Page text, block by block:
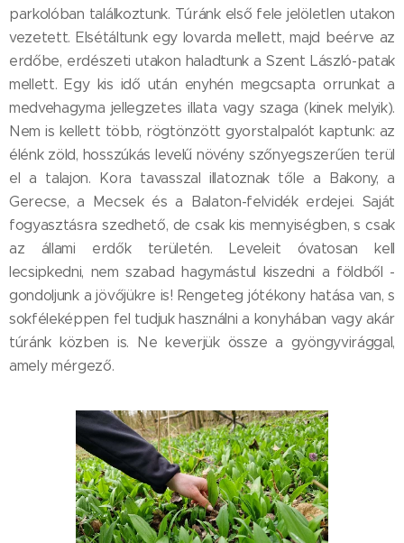
parkolóban találkoztunk. Túránk első fele jelöletlen utakon
vezetett. Elsétáltunk egy lovarda mellett, majd beérve az
erdőbe, erdészeti utakon haladtunk a Szent László-patak
mellett. Egy kis idő után enyhén megcsapta orrunkat a
medvehagyma jellegzetes illata vagy szaga (kinek melyik).
Nem is kellett több, rögtönzött gyorstalpalót kaptunk: az
élénk zöld, hosszúkás levelű növény szőnyegszerűen terül
el a talajon. Kora tavasszal illatoznak tőle a Bakony, a
Gerecse, a Mecsek és a Balaton-felvidék erdejei. Saját
fogyasztásra szedhető, de csak kis mennyiségben, s csak
az állami erdők területén. Leveleit óvatosan kell
lecsipkedni, nem szabad hagymástul kiszedni a földből -
gondoljunk a jövőjükre is! Rengeteg jótékony hatása van, s
sokféleképpen fel tudjuk használni a konyhában vagy akár
túránk közben is. Ne keverjük össze a gyöngyvirággal,
amely mérgező.